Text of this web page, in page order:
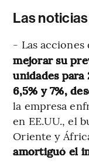
Las
- Las
mejorar su
unidades para
6,5% y 7%,
la empresa
en EE.UU., el
Oriente y
amortiguó el